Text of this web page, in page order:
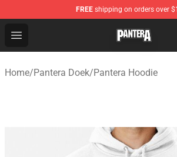
FREE shipping on orders over
Open menu
Pantera Store - Official Pantera
Home/Pantera Doek/Pantera Hoodie